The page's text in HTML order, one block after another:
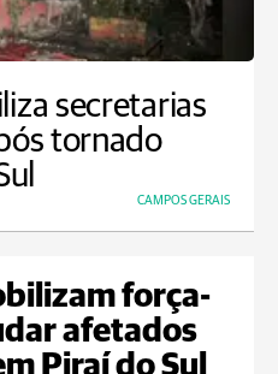
secretarias
tornado
CAMPOS GERAIS
força-
afetados
Piraí do Sul